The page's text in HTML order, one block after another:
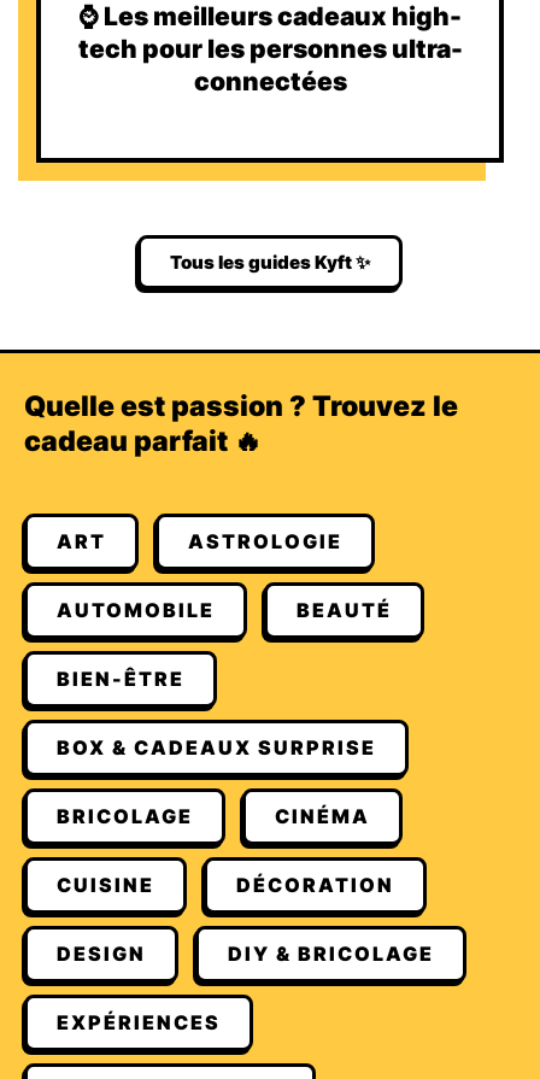
⌚️ Les meilleurs cadeaux high-
tech pour les personnes ultra-
connectées
Tous les guides Kyft ✨
Quelle est passion ? Trouvez le
cadeau parfait 🔥
ART ASTROLOGIE
AUTOMOBILE BEAUTÉ
BIEN-ÊTRE
BOX & CADEAUX SURPRISE
BRICOLAGE CINÉMA
CUISINE DÉCORATION
DESIGN DIY & BRICOLAGE
EXPÉRIENCES